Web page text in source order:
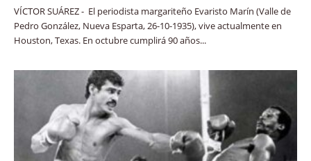
VÍCTOR SUÁREZ - El periodista margariteño Evaristo Marín (Valle de
Pedro González, Nueva Esparta, 26-10-1935), vive actualmente en
Houston, Texas. En octubre cumplirá 90 años...